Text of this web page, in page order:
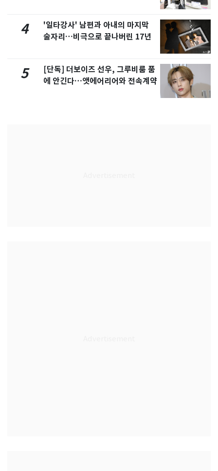
4
'일타강사' 남편과 아내의 마지막
술자리…비극으로 끝나버린 17년
5
[단독] 더보이즈 선우, 그루비룸 품
에 안긴다…앳에어리어와 전속계약